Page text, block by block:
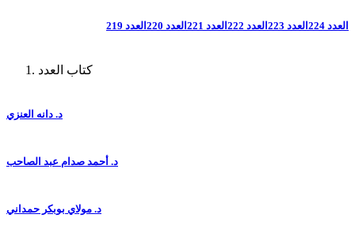
العدد 224 العدد 223 العدد 222 العدد 221 العدد 220 العدد 219
كتاب العدد
د. دانه العنزي
د. أحمد صدام عبد الصاحب
د. مولاي بوبكر حمداني